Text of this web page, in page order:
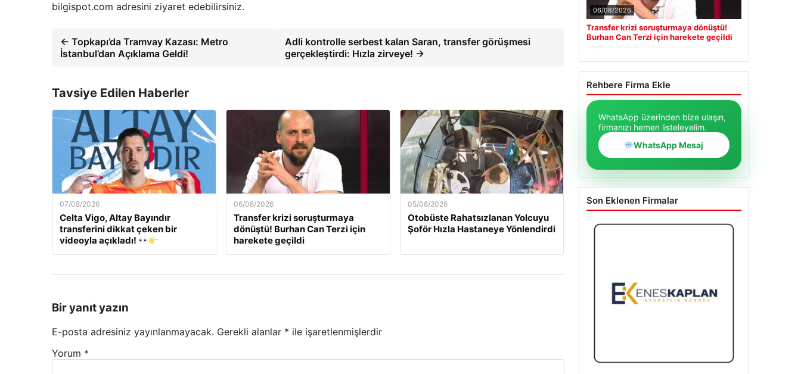
bilgispot.com adresini ziyaret edebilirsiniz.
← Topkapı’da Tramvay Kazası: Metro
İstanbul’dan Açıklama Geldi!
Adli kontrolle serbest kalan Saran, transfer görüşmesi
gerçekleştirdi: Hızla zirveye! →
Tavsiye Edilen Haberler
07/08/2026
Celta Vigo, Altay Bayındır
transferini dikkat çeken bir
videoyla açıkladı!
06/08/2026
Transfer krizi soruşturmaya
dönüştü! Burhan Can Terzi için
harekete geçildi
05/08/2026
Otobüste Rahatsızlanan Yolcuyu
Şoför Hızla Hastaneye Yönlendirdi
Bir yanıt yazın
E-posta adresiniz yayınlanmayacak. Gerekli alanlar * ile işaretlenmişlerdir
Yorum *
06/08/2026
Transfer krizi soruşturmaya dönüştü!
Burhan Can Terzi için harekete geçildi
Rehbere Firma Ekle
WhatsApp üzerinden bize ulaşın,
firmanızı hemen listeleyelim.
WhatsApp Mesaj
Son Eklenen Firmalar